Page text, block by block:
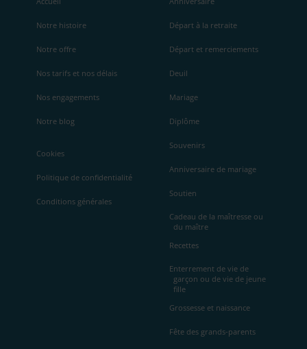
Notre histoire
Notre offre
Nos tarifs et nos délais
Nos engagements
Notre blog
Cookies
Politique de confidentialité
Conditions générales
Départ à la retraite
Départ et remerciements
Deuil
Mariage
Diplôme
Souvenirs
Anniversaire de mariage
Soutien
Cadeau de la maîtresse ou
du maître
Recettes
Enterrement de vie de
garçon ou de vie de jeune
fille
Grossesse et naissance
Fête des grands-parents